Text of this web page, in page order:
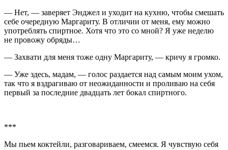
— Нет, — заверяет Энджел и уходит на кухню, чтобы смешать
себе очередную Маргариту. В отличии от меня, ему можно
употреблять спиртное. Хотя что это со мной? Я уже неделю
не провожу обряды…
— Захвати для меня тоже одну Маргариту, — кричу я громко.
— Уже здесь, мадам, — голос раздается над самым моим ухом,
так что я вздрагиваю от неожиданности и проливаю на себя
первый за последние двадцать лет бокал спиртного.
***
Мы пьем коктейли, разговариваем, смеемся. Я чувствую себя